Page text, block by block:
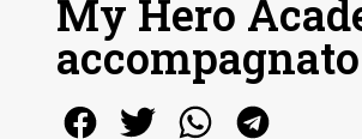
My Hero